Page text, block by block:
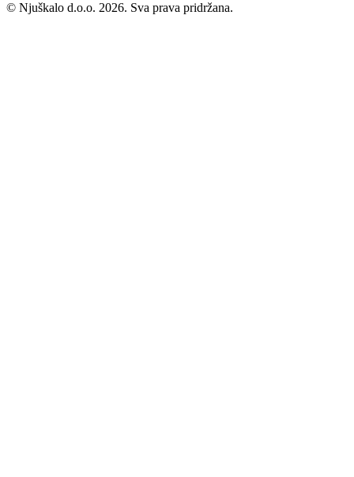
© Njuškalo d.o.o. 2026. Sva prava pridržana.